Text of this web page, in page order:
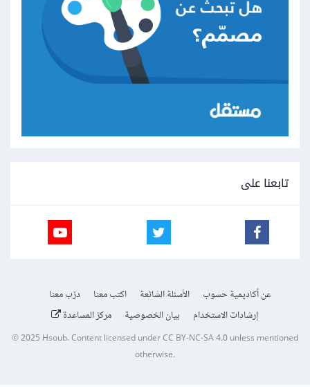
تابعنا على
عن أكاديمية حسوب الأسئلة الشائعة اكتب معنا
درّب معنا
إرشادات الاستخدام
بيان الخصوصية مركز المساعدة
© 2025Hsoub.Content licensed underCC BY-NC-SA 4.0unless mentioned
otherwise.